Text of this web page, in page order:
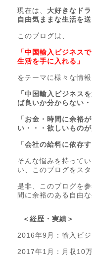
現在は、 大好きなド
自由気ままな生活を送
このブログは、
「中国輸入ビジネス
生活を手に入れる」
をテーマに様々な情
「中国輸入ビジネス
ば良いか分からない・
「お金・時間に余裕
い・・・欲しいもの
「会社の給料に依存
そんな悩みを持って
い、このブログをス
是非、このブログを
間に余裕のある自由
＜経歴・実績＞
2016年9月：輸入ビ
2017年1月：月収10